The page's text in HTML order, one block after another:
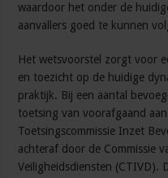
waardoor het onder de
aanvallers goed te kunnen
Het wetsvoorstel zorgt voor
en toezicht op de huidige
praktijk. Bij een aantal
toetsing van voorafgaand
Toetsingscommissie Inzet
achteraf door de Commissie
Veiligheidsdiensten (CTIVD).